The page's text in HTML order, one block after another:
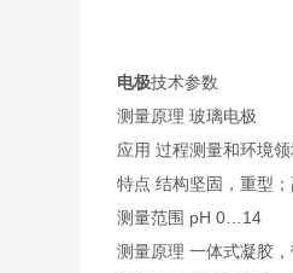
电极技术参数
测量原理 玻璃电极
应用 过程测量和环境
特点 结构坚固，重型
测量范围 pH 0…14
测量原理 一体式凝胶